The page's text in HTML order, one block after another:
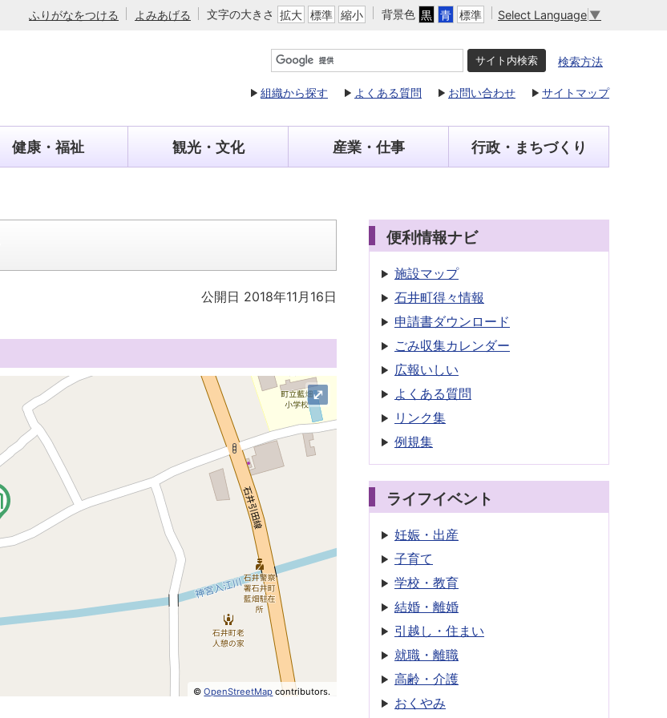
ふりがなをつける よみあげる 文字の大きさ 拡大 標準 縮小 背景色 黒 青 標準 Select Language ▼
検索方法
組織から探す よくある質問 お問い合わせ サイトマップ
健康・福祉 観光・文化 産業・仕事 行政・まちづくり
公開日 2018年11月16日
©OpenStreetMap contributors.
⤢
便利情報ナビ
施設マップ
石井町得々情報
申請書ダウンロード
ごみ収集カレンダー
広報いしい
よくある質問
リンク集
例規集
ライフイベント
妊娠・出産
子育て
学校・教育
結婚・離婚
引越し・住まい
就職・離職
高齢・介護
おくやみ